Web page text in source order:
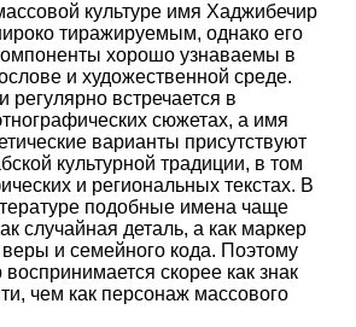
культуре имя Хаджибечир
тиражируемым, однако его
хорошо узнаваемы в
и художественной среде.
регулярно встречается в
сюжетах, а имя
варианты присутствуют
культурной традиции, в том
и региональных текстах. В
подобные имена чаще
случайная деталь, а как маркер
и семейного кода. Поэтому
скорее как знак
чем как персонаж массового